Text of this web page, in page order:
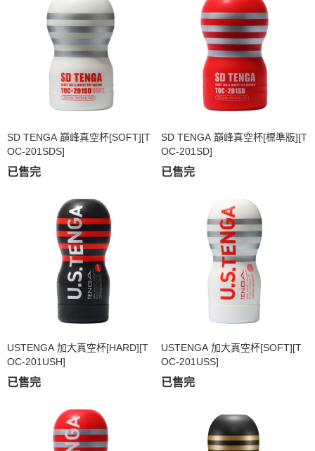
SD TENGA 巔峰真空杯[SOFT][T
OC-201SDS]
已售完
SD TENGA 巔峰真空杯[標準版][T
OC-201SD]
已售完
USTENGA 加大真空杯[HARD][T
OC-201USH]
已售完
USTENGA 加大真空杯[SOFT][T
OC-201USS]
已售完